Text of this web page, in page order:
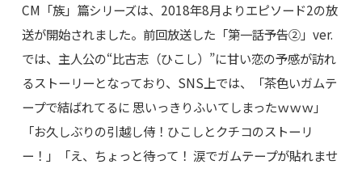
CM「族」篇シリーズは、2018年8月よりエピソード2の放
送が開始されました。前回放送した「第一話予告②」ver.
では、主人公の“比古志（ひこし）”に甘い恋の予感が訪れ
るストーリーとなっており、SNS上では、「茶色いガムテ
ープで結ばれてるに 思いっきりふいてしまったｗｗｗ」
「お久しぶりの引越し侍！ひこしとクチコのストーリ
ー！」「え、ちょっと待って！ 涙でガムテープが貼れませ